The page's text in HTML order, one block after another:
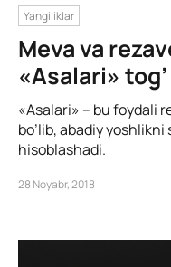
Yangiliklar
Meva va
«Asalari»
«Asalari» – bu foydali
bo’lib, abadiy
hisoblashadi.
28 Noyabr, 2018